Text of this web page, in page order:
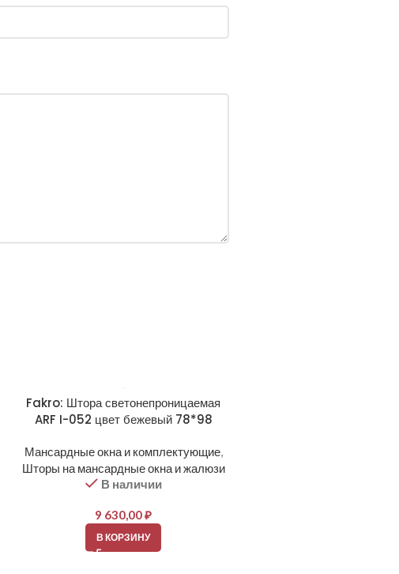
Fakro: Штора светонепроницаемая
ARF I-052 цвет бежевый 78*98
Мансардные окна и комплектующие,
Шторы на мансардные окна и жалюзи
В наличии
9 630,00₽
В КОРЗИНУ